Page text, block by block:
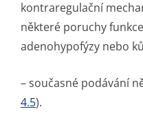
kontraregulační
některé poruchy
adenohypofýzy nebo
– současné podávání
4.5).